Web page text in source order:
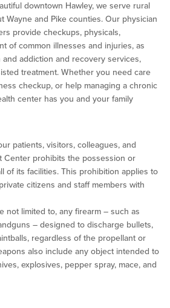
downtown Hawley, we serve rural
Wayne and Pike counties. Our physician
provide checkups, physicals,
of common illnesses and injuries, as
addiction and recovery services,
treatment. Whether you need care
checkup, or help managing a chronic
center has you and your family
patients, visitors, colleagues, and
Center prohibits the possession or
of its facilities. This prohibition applies to
citizens and staff members with
not limited to, any firearm – such as
– designed to discharge bullets,
regardless of the propellant or
also include any object intended to
explosives, pepper spray, mace, and